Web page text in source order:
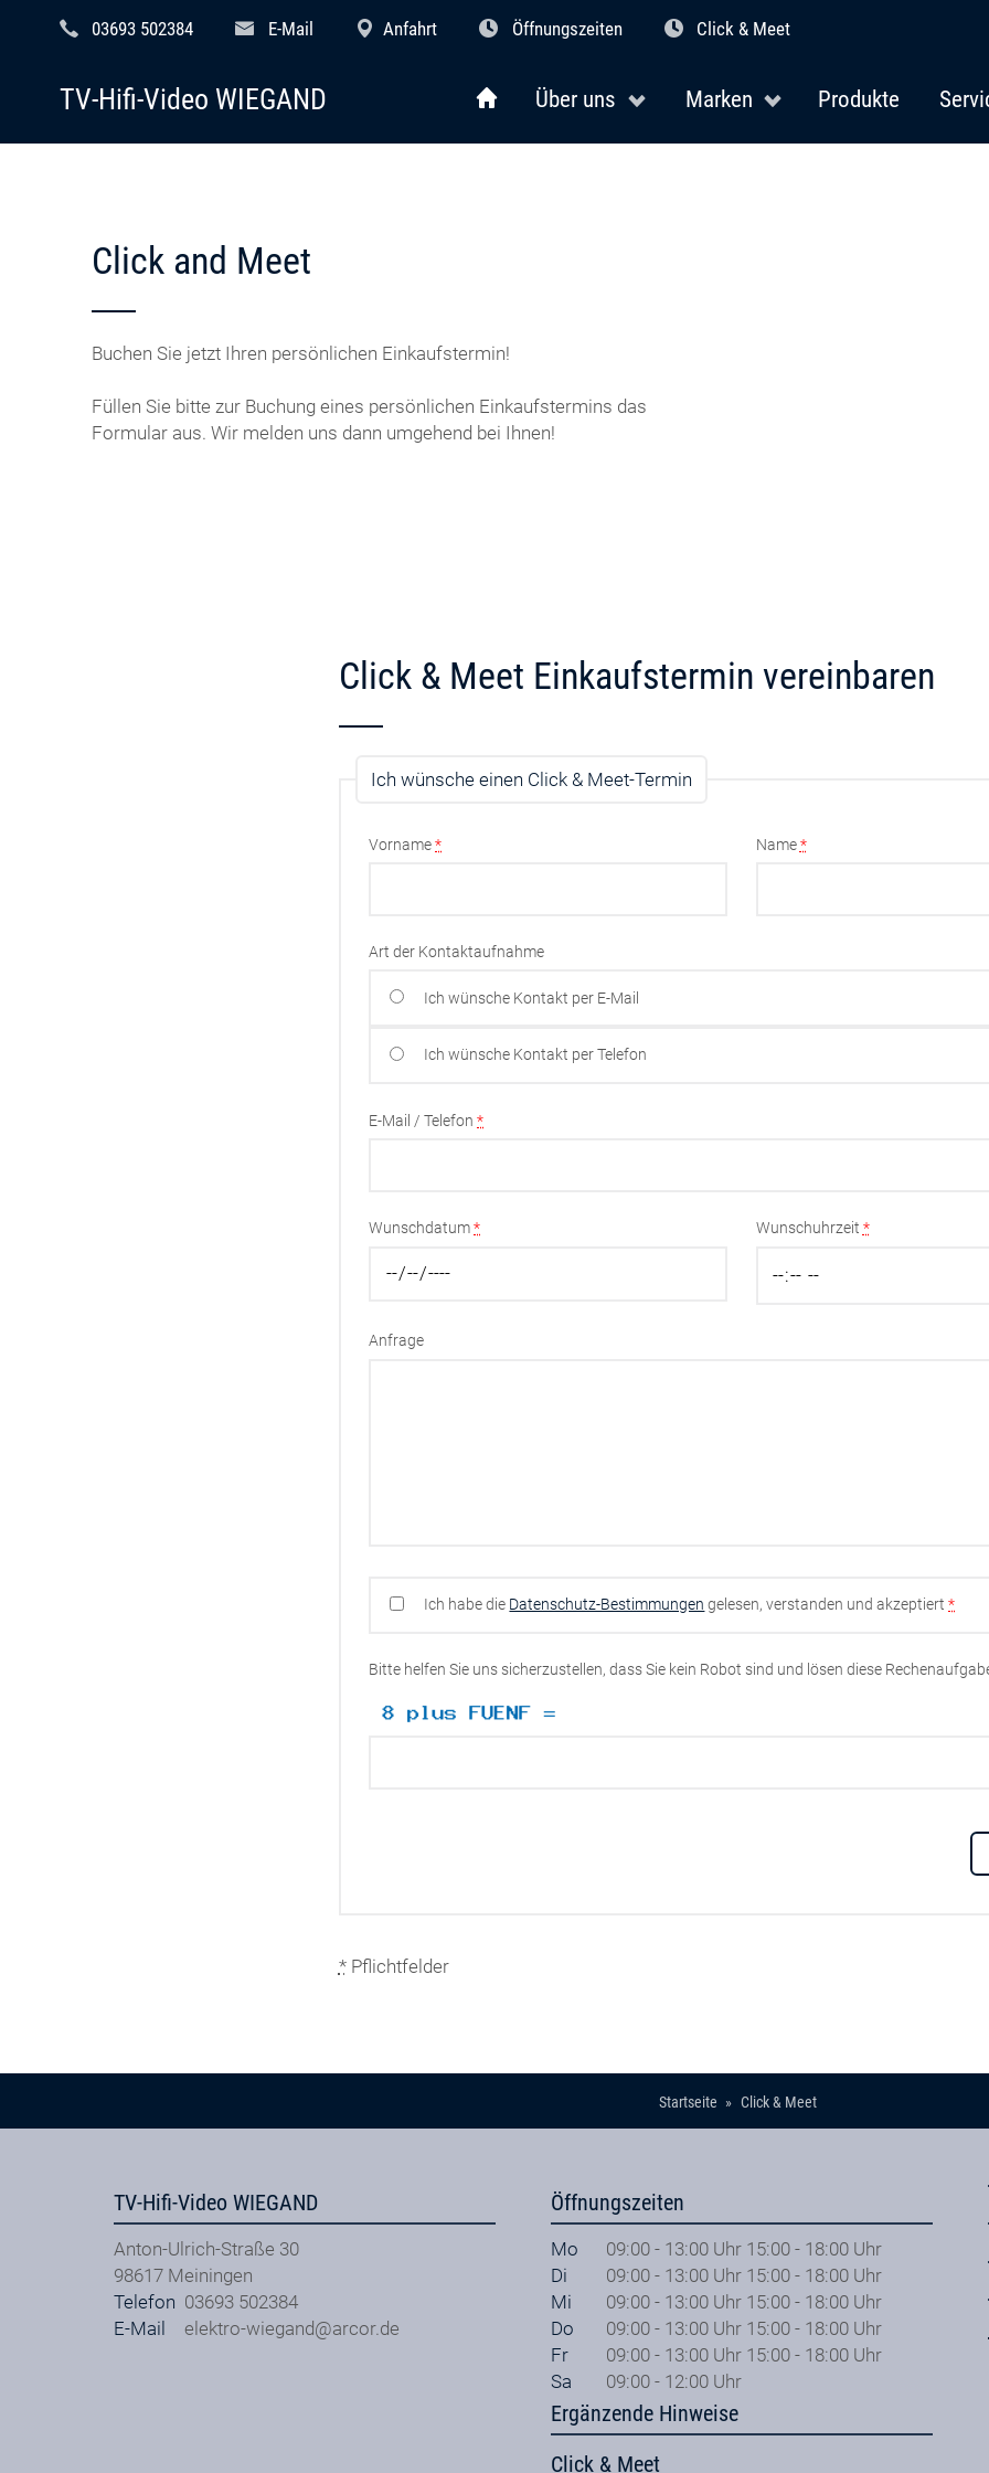
03693 502384 E-Mail Anfahrt Öffnungszeiten Click & Meet
Über uns Marken Produkte
TV-Hifi-Video WIEGAND
Click and Meet
Buchen Sie jetzt Ihren persönlichen Einkaufstermin!
Füllen Sie bitte zur Buchung eines persönlichen Einkaufstermins das
Formular aus. Wir melden uns dann umgehend bei Ihnen!
Click & Meet Einkaufstermin vereinbaren
Ich wünsche einen Click & Meet-Termin
Vorname* Name*
Art der Kontaktaufnahme
Ich wünsche Kontakt per E-Mail
Ich wünsche Kontakt per Telefon
E-Mail / Telefon*
Wunschdatum* Wunschuhrzeit *
Anfrage
Ich habe die Datenschutz-Bestimmungen gelesen, verstanden und akzeptiert*
Bitte helfen Sie uns sicherzustellen, dass Sie kein Robot sind und lösen diese
*Pflichtfelder
Startseite Click & Meet
TV-Hifi-Video WIEGAND
Anton-Ulrich-Straße 30
98617 Meiningen
Telefon 03693 502384
E-Mail
elektro-wiegand@arcor.de
Öffnungszeiten
Mo
09:00 - 13:00 Uhr 15:00 - 18:00 Uhr
Di
09:00 - 13:00 Uhr 15:00 - 18:00 Uhr
Mi
09:00 - 13:00 Uhr 15:00 - 18:00 Uhr
Do
09:00 - 13:00 Uhr 15:00 - 18:00 Uhr
Fr
09:00 - 13:00 Uhr 15:00 - 18:00 Uhr
Sa
09:00 - 12:00 Uhr
Ergänzende Hinweise
Click & Meet